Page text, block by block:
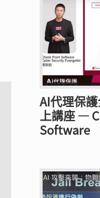
AI代理保
上講座 —
Software